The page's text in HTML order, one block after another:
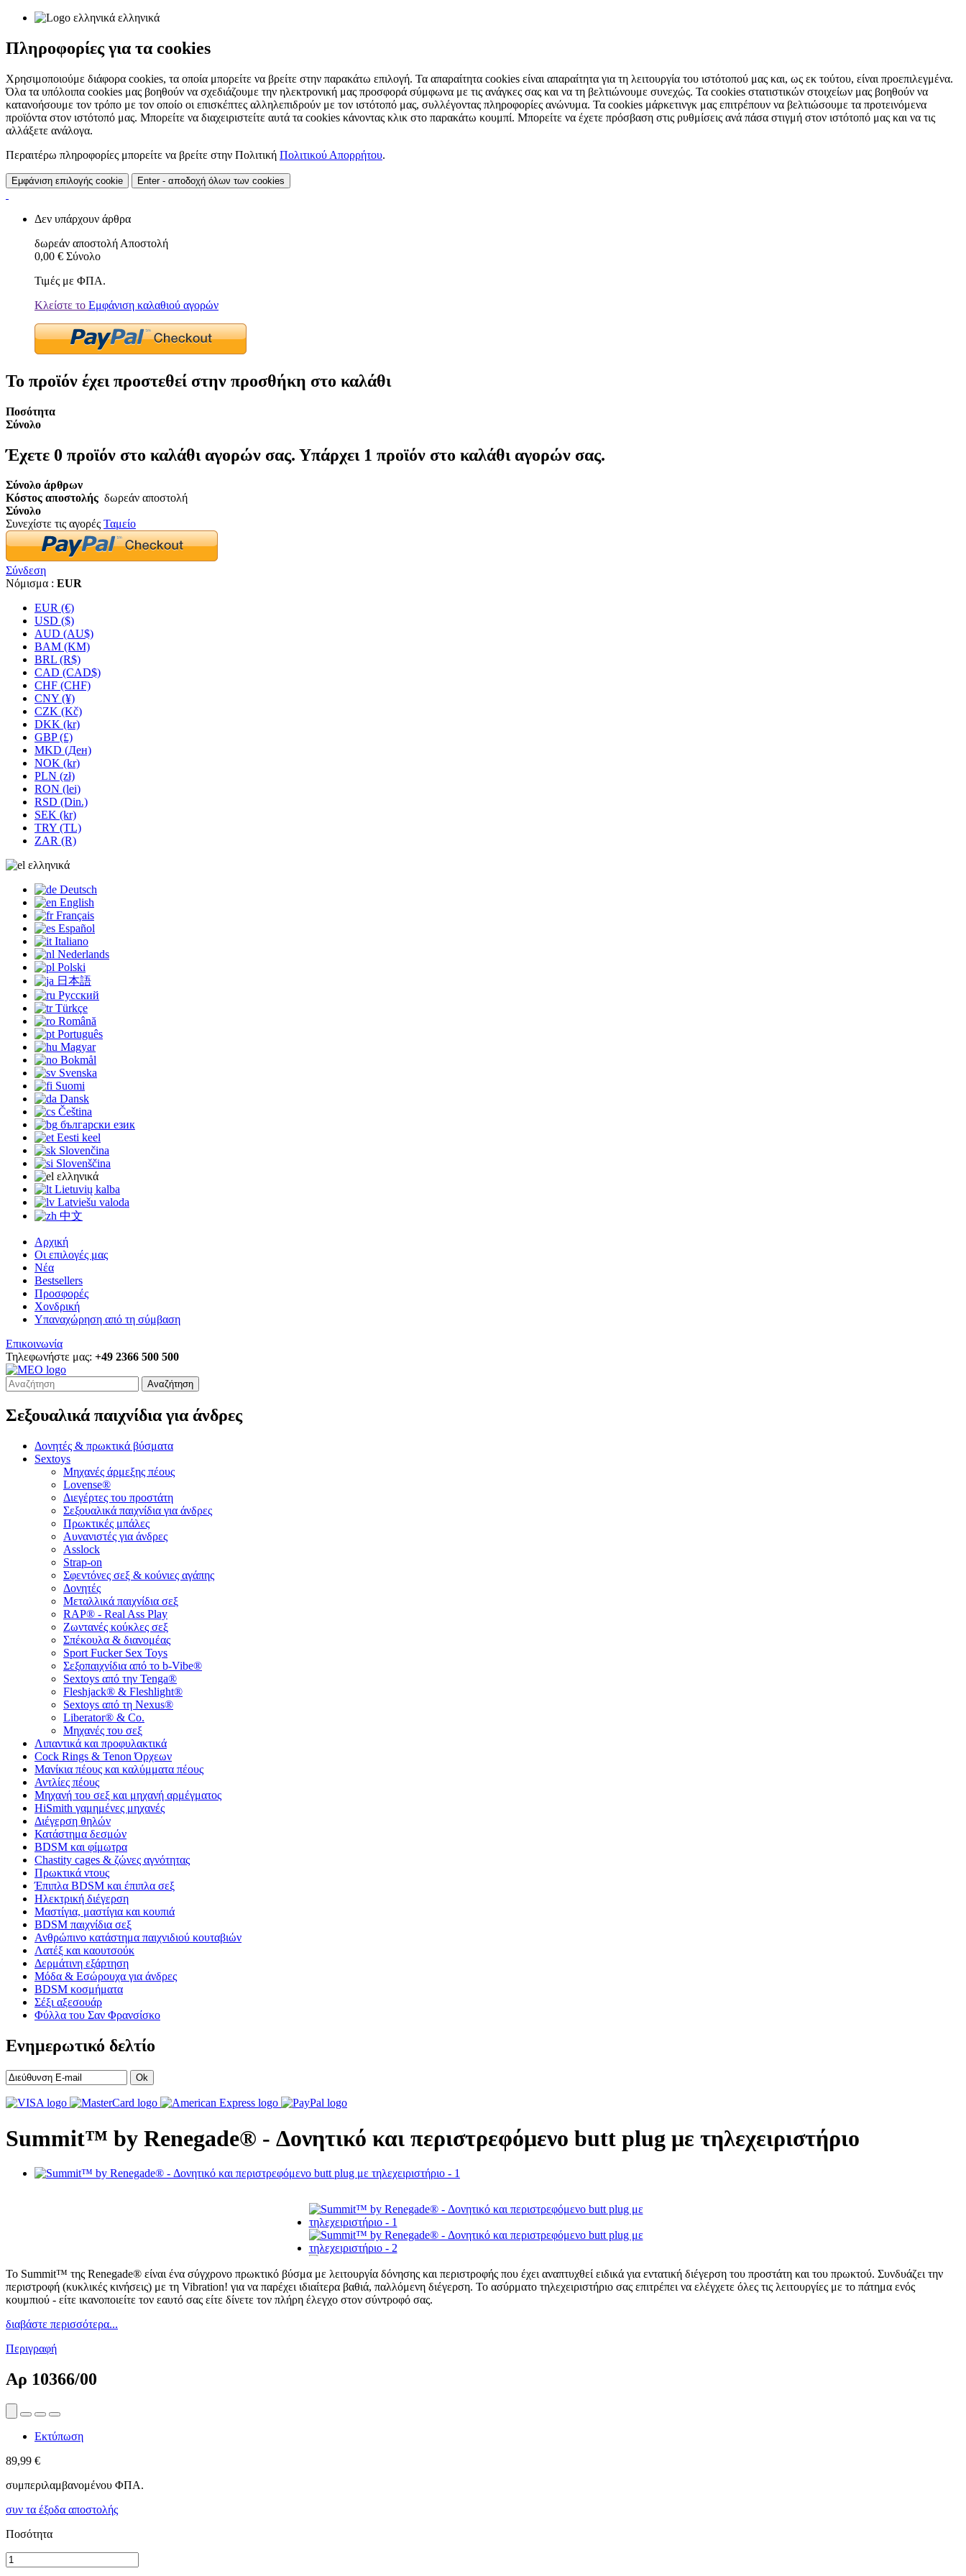
ελληνικά
Πληροφορίες για τα cookies
Χρησιμοποιούμε διάφορα cookies, τα οποία μπορείτε να βρείτε στην παρακάτω επιλογή. Τα απαραίτητα cookies είναι απαραίτητα για τη λειτουργία του ιστότοπού μας και, ως εκ τούτου, είναι προεπιλεγμένα.
Όλα τα υπόλοιπα cookies μας βοηθούν να σχεδιάζουμε την ηλεκτρονική μας προσφορά σύμφωνα με τις ανάγκες σας και να τη βελτιώνουμε συνεχώς. Τα cookies στατιστικών στοιχείων μας βοηθούν να
κατανοήσουμε τον τρόπο με τον οποίο οι επισκέπτες αλληλεπιδρούν με τον ιστότοπό μας, συλλέγοντας πληροφορίες ανώνυμα. Τα cookies μάρκετινγκ μας επιτρέπουν να βελτιώσουμε τα προτεινόμενα
προϊόντα στον ιστότοπό μας. Μπορείτε να διαχειριστείτε αυτά τα cookies κάνοντας κλικ στο παρακάτω κουμπί. Μπορείτε να έχετε πρόσβαση στις ρυθμίσεις ανά πάσα στιγμή στον ιστότοπό μας και να τις
αλλάξετε ανάλογα.
Περαιτέρω πληροφορίες μπορείτε να βρείτε στην Πολιτική Πολιτικού Απορρήτου.
Εμφάνιση επιλογής cookie Enter - αποδοχή όλων των cookies
Δεν υπάρχουν άρθρα
δωρεάν αποστολή Αποστολή
0,00 € Σύνολο
Τιμές με ΦΠΑ.
Κλείστε το Εμφάνιση καλαθιού αγορών
Το προϊόν έχει προστεθεί στην προσθήκη στο καλάθι
Ποσότητα
Σύνολο
Έχετε 0 προϊόν στο καλάθι αγορών σας. Υπάρχει 1 προϊόν στο καλάθι αγορών σας.
Σύνολο άρθρων
Κόστος αποστολής δωρεάν αποστολή
Σύνολο
Συνεχίστε τις αγορές Ταμείο
Σύνδεση
Νόμισμα : EUR
EUR (€)
USD ($)
AUD (AU$)
BAM (KM)
BRL (R$)
CAD (CAD$)
CHF (CHF)
CNY (¥)
CZK (Kč)
DKK (kr)
GBP (£)
MKD (Ден)
NOK (kr)
PLN (zł)
RON (lei)
RSD (Din.)
SEK (kr)
TRY (TL)
ZAR (R)
ελληνικά
Deutsch
English
Français
Español
Italiano
Nederlands
Polski
日本語
Русский
Türkçe
Română
Português
Magyar
Bokmål
Svenska
Suomi
Dansk
Čeština
български език
Eesti keel
Slovenčina
Slovenščina
ελληνικά
Lietuvių kalba
Latviešu valoda
中文
Αρχική
Οι επιλογές μας
Νέα
Bestsellers
Προσφορές
Χονδρική
Υπαναχώρηση από τη σύμβαση
Επικοινωνία
Τηλεφωνήστε μας: +49 2366 500 500
Αναζήτηση
Σεξουαλικά παιχνίδια για άνδρες
Δονητές & πρωκτικά βύσματα
Sextoys
Μηχανές άρμεξης πέους
Lovense®
Διεγέρτες του προστάτη
Σεξουαλικά παιχνίδια για άνδρες
Πρωκτικές μπάλες
Αυνανιστές για άνδρες
Asslock
Strap-on
Σφεντόνες σεξ & κούνιες αγάπης
Δονητές
Μεταλλικά παιχνίδια σεξ
RAP® - Real Ass Play
Ζωντανές κούκλες σεξ
Σπέκουλα & διανομέας
Sport Fucker Sex Toys
Σεξοπαιχνίδια από το b-Vibe®
Sextoys από την Tenga®
Fleshjack® & Fleshlight®
Sextoys από τη Nexus®
Liberator® & Co.
Μηχανές του σεξ
Λιπαντικά και προφυλακτικά
Cock Rings & Tenon Όρχεων
Μανίκια πέους και καλύμματα πέους
Αντλίες πέους
Μηχανή του σεξ και μηχανή αρμέγματος
HiSmith γαμημένες μηχανές
Διέγερση θηλών
Κατάστημα δεσμών
BDSM και φίμωτρα
Chastity cages & ζώνες αγνότητας
Πρωκτικά ντους
Έπιπλα BDSM και έπιπλα σεξ
Ηλεκτρική διέγερση
Μαστίγια, μαστίγια και κουπιά
BDSM παιχνίδια σεξ
Ανθρώπινο κατάστημα παιχνιδιού κουταβιών
Λατέξ και καουτσούκ
Δερμάτινη εξάρτηση
Μόδα & Εσώρουχα για άνδρες
BDSM κοσμήματα
Σέξι αξεσουάρ
Φύλλα του Σαν Φρανσίσκο
Ενημερωτικό δελτίο
Ok
Summit™ by Renegade® - Δονητικό και περιστρεφόμενο butt plug με τηλεχειριστήριο
Το Summit™ της Renegade® είναι ένα σύγχρονο πρωκτικό βύσμα με λειτουργία δόνησης και περιστροφής που έχει αναπτυχθεί ειδικά για εντατική διέγερση του προστάτη και του πρωκτού. Συνδυάζει την
περιστροφή (κυκλικές κινήσεις) με τη Vibration! για να παρέχει ιδιαίτερα βαθιά, παλλόμενη διέγερση. Το ασύρματο τηλεχειριστήριο σας επιτρέπει να ελέγχετε όλες τις λειτουργίες με το πάτημα ενός
κουμπιού - είτε ικανοποιείτε τον εαυτό σας είτε δίνετε τον πλήρη έλεγχο στον σύντροφό σας.
διαβάστε περισσότερα...
Περιγραφή
Αρ 10366/00
Εκτύπωση
89,99 €
συμπεριλαμβανομένου ΦΠΑ.
συν τα έξοδα αποστολής
Ποσότητα